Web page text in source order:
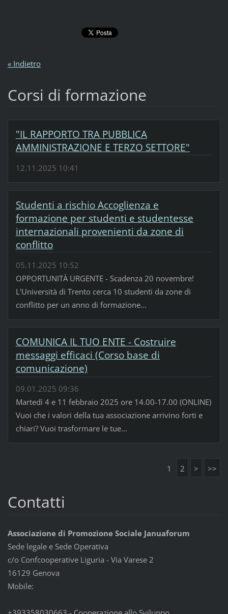
« Indietro
Corsi di formazione
"IL RAPPORTO TRA PUBBLICA
AMMINISTRAZIONE E TERZO SETTORE"
12.11.2025 10:41
Studenti a rischio Accoglienza e
formazione per studenti e studentesse
internazionali provenienti da zone di
conflitto
05.11.2025 10:52
OPPORTUNITÀ URGENTE - Scadenza 20 novembre!
L'Università di Trento cerca 10 studenti da zone di
conflitto per un anno di formazione...
COMUNICA IL TUO ENTE - Costruire
messaggi efficaci (Corso base di
comunicazione)
09.01.2025 09:36
Martedì 4 e 11 febbraio 2025 ore 14.00-17.00 (ONLINE)
Vuoi che i valori della tua associazione arrivino forti e
chiari? Vuoi trasformare le tue...
1 2 > >>
Contatti
Associazione di Promozione Sociale Januaforum
Sede legale e Sede Operativa
c/o Confcooperative Liguria - Via Varese 2
16129 Genova
Mobile: